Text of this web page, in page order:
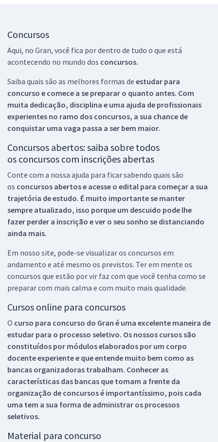
Concursos
Aqui, no Gran, você fica por dentro de tudo o que está
acontecendo no mundo dos concursos.
Saiba quais são as melhores formas de estudar para
concurso e comece a se preparar o quanto antes. Com
muita dedicação, disciplina e uma ajuda de profissionais
experientes no ramo dos concursos, a sua chance de
conquistar uma vaga passa a ser bem maior.
Concursos abertos: saiba sobre todos
os concursos com inscrições abertas
Conte com a nossa ajuda para ficar sabendo quais são
os concursos abertos e acesse o edital para começar a sua
trajetória de estudo. É muito importante se manter
sempre atualizado, isso porque um descuido pode lhe
fazer perder a inscrição e ver o seu sonho se distanciando
ainda mais.
Em nosso site, pode-se visualizar os concursos em
andamento e até mesmo os previstos. Ter em mente os
concursos que estão por vir faz com que você tenha como se
preparar com mais calma e com muito mais qualidade.
Cursos online para concursos
O curso para concurso do Gran é uma excelente maneira de
estudar para o processo seletivo. Os nossos cursos são
constituídos por módulos elaborados por um corpo
docente experiente e que entende muito bem como as
bancas organizadoras trabalham. Conhecer as
características das bancas que tomam a frente da
organização de concursos é importantíssimo, pois cada
uma tem a sua forma de administrar os processos
seletivos.
Material para concurso